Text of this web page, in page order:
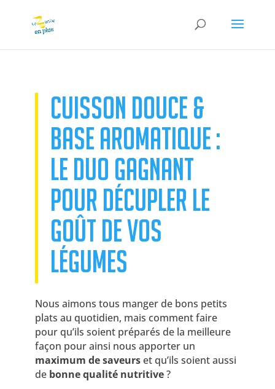
CUISSON DOUCE &
BASE AROMATIQUE :
LE DUO GAGNANT
POUR DÉCUPLER LE
GOÛT DE VOS
LÉGUMES
Nous aimons tous manger de bons petits
plats au quotidien, mais comment faire
pour qu’ils soient préparés de la meilleure
façon pour ainsi nous apporter un
maximum de saveurset qu’ils soient aussi
de bonne qualité nutritive?